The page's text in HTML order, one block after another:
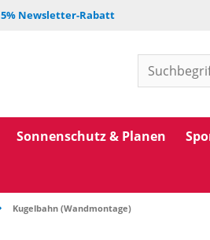
5% Newsletter-Rabatt
Sonnenschutz & Planen
Kugelbahn (Wandmontage)